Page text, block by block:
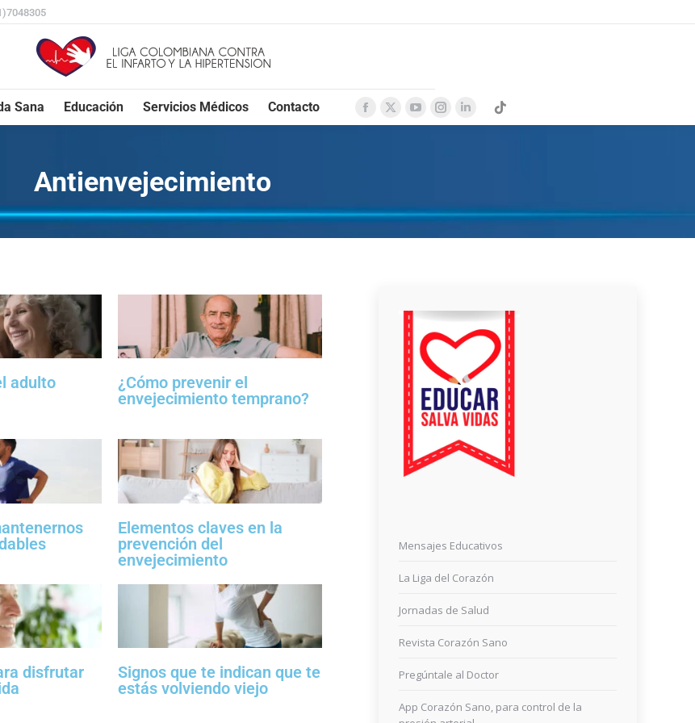
Sana Educación Servicios Médicos Contacto
Antienvejecimiento
adulto
¿Cómo prevenir el
envejecimiento temprano?
Elementos claves en la
prevención del
envejecimiento
disfrutar
Signos que te indican que te
estás volviendo viejo
Mensajes Educativos
La Liga del Corazón
Jornadas de Salud
Revista Corazón Sano
Pregúntale al Doctor
App Corazón Sano, para control de la